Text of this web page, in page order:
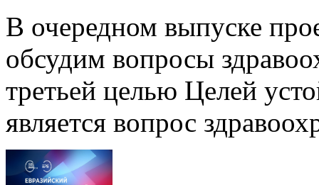
В очередном выпуске
обсудим вопросы
третьей целью Целей
является вопрос